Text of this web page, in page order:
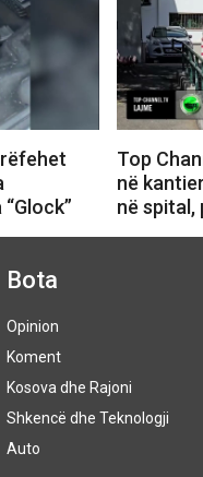
Top
në
në spital,
Bota
Opinion
Koment
Kosova dhe Rajoni
Shkencë dhe Teknologji
Auto